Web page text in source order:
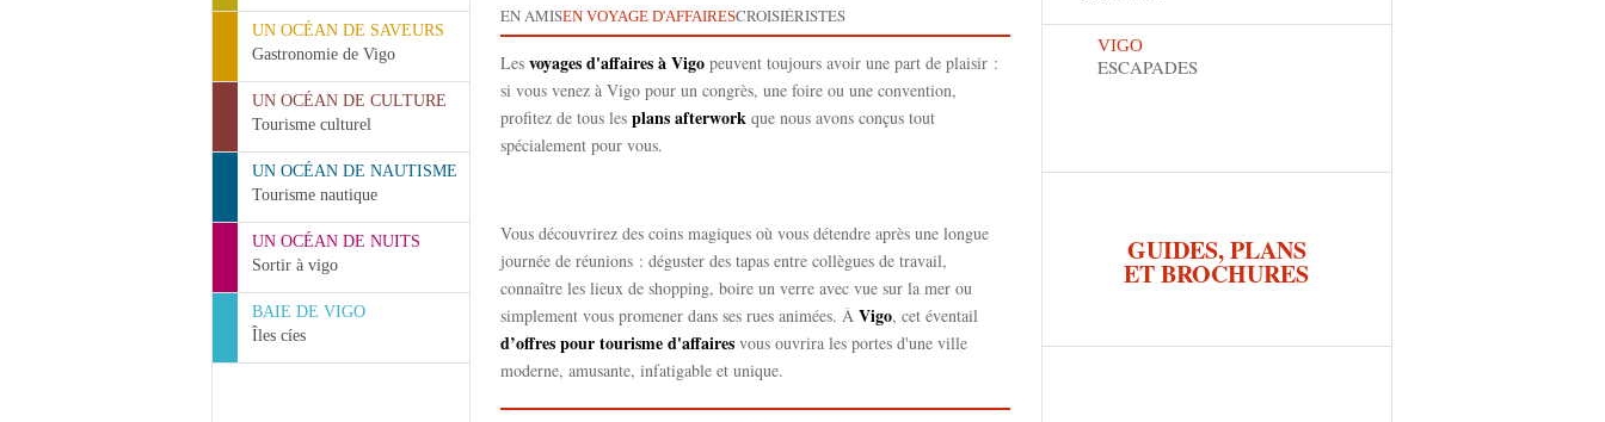
UN OCÉAN DE SAVEURS
Gastronomie de Vigo
UN OCÉAN DE CULTURE
Tourisme culturel
UN OCÉAN DE NAUTISME
Tourisme nautique
UN OCÉAN DE NUITS
Sortir à vigo
BAIE DE VIGO
Îles cíes
EN AMISEN VOYAGE D'AFFAIRESCROISIÉRISTES
Les voyages d'affaires à Vigo peuvent toujours avoir une part de plaisir :
si vous venez à Vigo pour un congrès, une foire ou une convention,
profitez de tous les plans afterwork que nous avons conçus tout
spécialement pour vous.
Vous découvrirez des coins magiques où vous détendre après une longue
journée de réunions : déguster des tapas entre collègues de travail,
connaître les lieux de shopping, boire un verre avec vue sur la mer ou
simplement vous promener dans ses rues animées. À Vigo, cet éventail
d’offres pour tourisme d'affaires vous ouvrira les portes d'une ville
moderne, amusante, infatigable et unique.
VIGO
ESCAPADES
GUIDES, PLANS
ET BROCHURES